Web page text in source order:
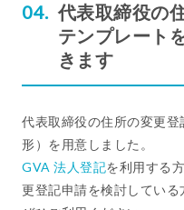
代表取締役の
テンプレート
きます
代表取締役の住所の変更
形）を用意しました。
GVA 法人登記を利用する
更登記申請を検討してい